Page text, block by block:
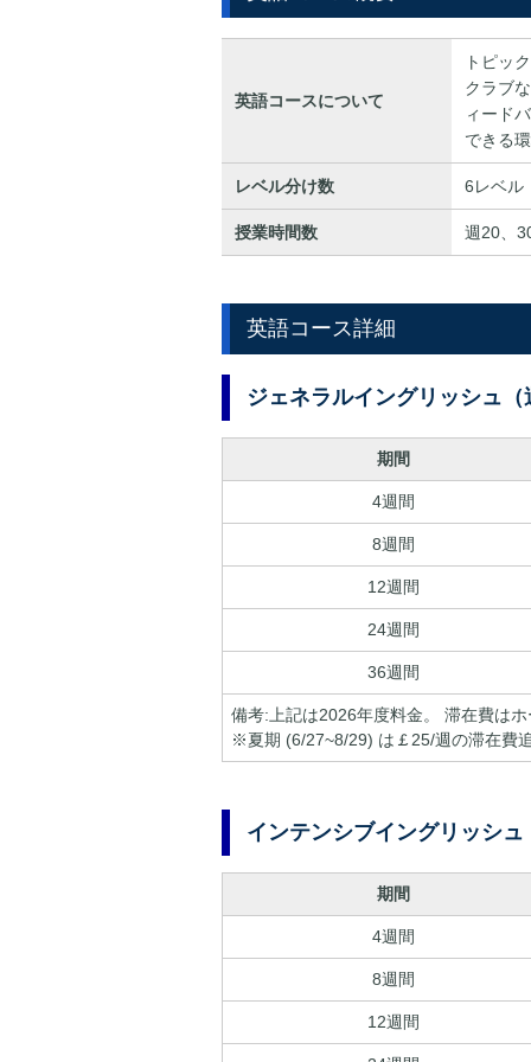
英語コースについて
トピッ
クラブ
ィード
できる
レベル分け数 6レベル
授業時間数 週20、
英語コース詳細
ジェネラルイングリッシュ（
期間
4週間
8週間
12週間
24週間
36週間
備考:上記は2026年度料金。 滞在費は
※夏期 (6/27~8/29) は￡25/週の滞在費
インテンシブイングリッシュ
期間
4週間
8週間
12週間